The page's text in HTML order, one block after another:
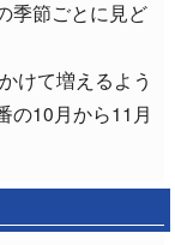
季節ごとに見ど
けて増えるよう
の10月から11月